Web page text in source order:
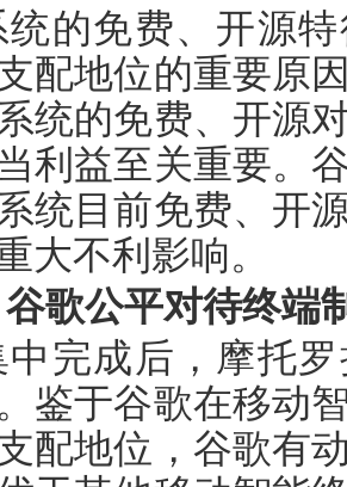
统的免费、开源
配地位的重要原
统的免费、开源
利益至关重要。
统目前免费、开
大不利影响。
谷歌公平对待终端
中完成后，摩托
鉴于谷歌在移动
配地位，谷歌有